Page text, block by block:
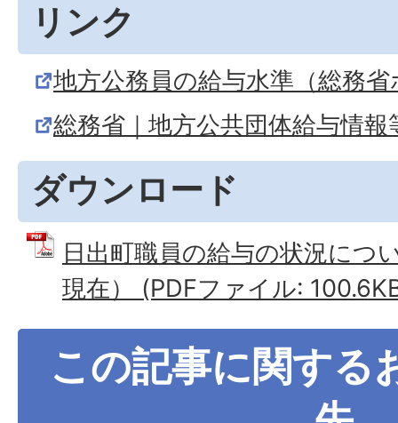
リンク
地方公務員の給与水準（総務
総務省｜地方公共団体給与情
ダウンロード
日出町職員の給与の状況につ
現在） (PDFファイル:
この記事に関する